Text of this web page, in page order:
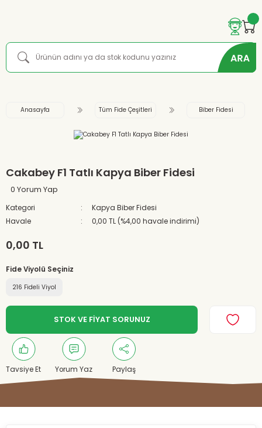
Anasayfa Tüm Fide Çeşitleri Biber Fidesi
Cakabey F1 Tatlı Kapya Biber Fidesi
0 Yorum Yap
Kategori
Kapya Biber Fidesi
Havale
0,00 TL (%4,00 havale indirimi)
0,00 TL
Fide Viyolü Seçiniz
216 Fideli Viyol
STOK VE FİYAT SORUNUZ
Tavsiye Et Yorum Yaz Paylaş